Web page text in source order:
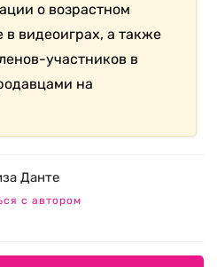
о возрастном
в видеоиграх, а также
участников в
на
Данте
с автором